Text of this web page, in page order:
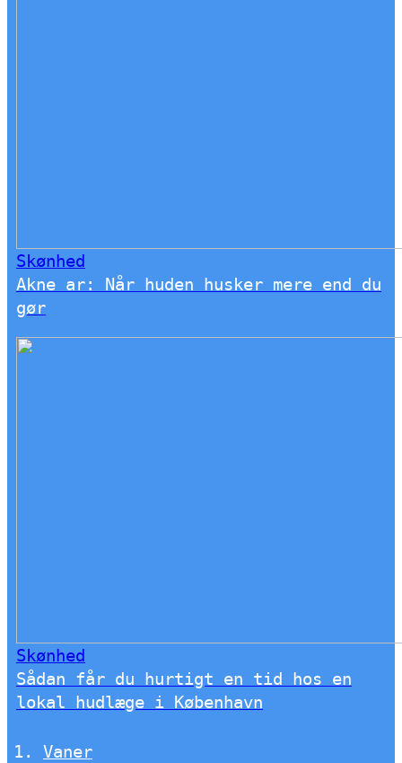
Skønhed
Akne ar: Når huden husker mere end du
gør
Skønhed
Sådan får du hurtigt en tid hos en
lokal hudlæge i København
Vaner